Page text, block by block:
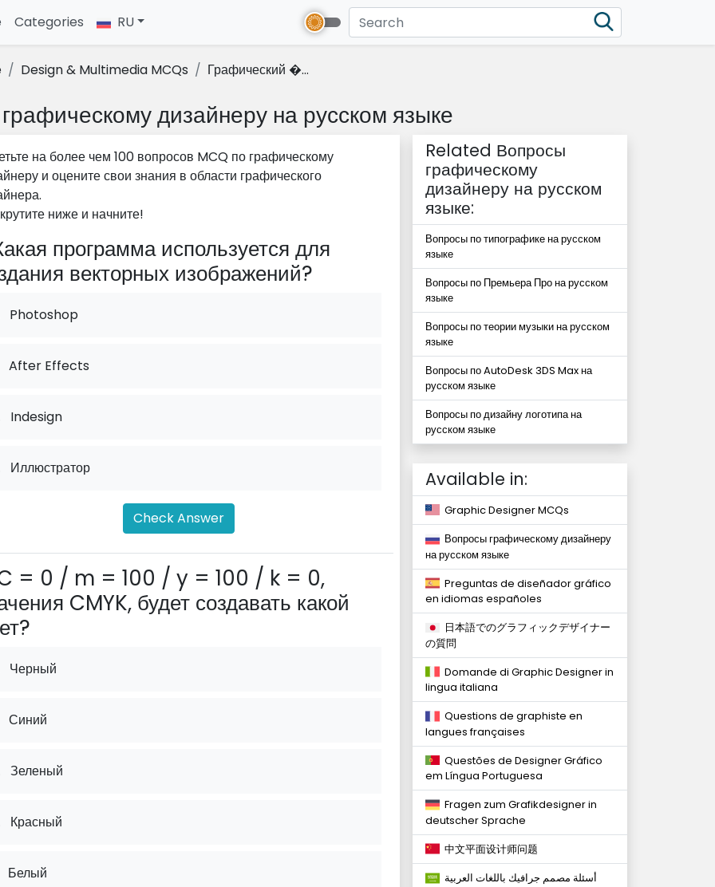
(current)
Categories RU
Design & Multimedia MCQs Графический �...
дизайнеру на русском языке
на более чем 100 вопросов MCQ по графическому
и оцените свои знания в области графического
ниже и начните!
программа используется для
векторных изображений?
Photoshop
After Effects
Indesign
Иллюстратор
Check Answer
= 0 / m = 100 / y = 100 / k = 0,
CMYK, будет создавать какой
Черный
Синий
Зеленый
Красный
Белый
Related Вопросы
графическому
дизайнеру на русском
языке:
Вопросы по типографике на русском
языке
Вопросы по Премьера Про на русском
языке
Вопросы по теории музыки на русском
языке
Вопросы по AutoDesk 3DS Max на
русском языке
Вопросы по дизайну логотипа на
русском языке
Available in:
Graphic Designer MCQs
Вопросы графическому дизайнеру
на русском языке
Preguntas de diseñador gráfico
en idiomas españoles
日本語でのグラフィックデザイナー
の質問
Domande di Graphic Designer in
lingua italiana
Questions de graphiste en
langues françaises
Questões de Designer Gráfico
em Língua Portuguesa
Fragen zum Grafikdesigner in
deutscher Sprache
中文平面设计师问题
أسئلة مصمم جرافيك باللغات العربية